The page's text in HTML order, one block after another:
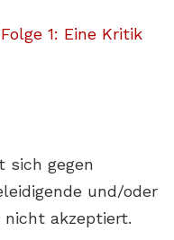
1: Eine Kritik
sich gegen
und/oder
nicht akzeptiert.